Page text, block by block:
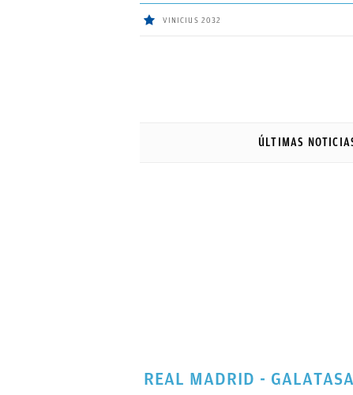
VINICIUS 2032
ÚLTIMAS
REAL MADRID -